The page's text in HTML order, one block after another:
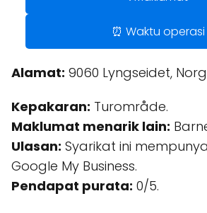
⏰ Waktu operasi
Alamat: 9060 Lyngseidet,
Kepakaran: Turområde.
Maklumat menarik lain:
Ulasan: Syarikat ini
Google My Business.
Pendapat purata: 0/5.